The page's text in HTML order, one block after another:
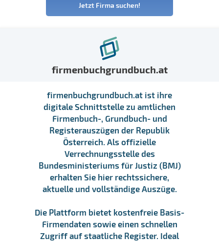
Jetzt Firma suchen!
firmenbuchgrundbuch.at
firmenbuchgrundbuch.at ist ihre
digitale Schnittstelle zu amtlichen
Firmenbuch-, Grundbuch- und
Registerauszügen der Republik
Österreich. Als offizielle
Verrechnungsstelle des
Bundesministeriums für Justiz (BMJ)
erhalten Sie hier rechtssichere,
aktuelle und vollständige Auszüge.
Die Plattform bietet kostenfreie Basis-
Firmendaten sowie einen schnellen
Zugriff auf staatliche Register. Ideal